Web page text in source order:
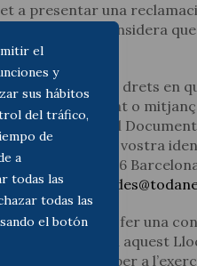
el
y
sus hábitos
del tráfico,
de
a
todas las
todas las
el botón
a presentar una
) si considera
exercir els vostres drets en
vos personalment o
cas de còpia del
que acrediti la vostra
520, 5è 2a (08006
si l’Usuari vol fer una
personals en aquest
més amunt per a